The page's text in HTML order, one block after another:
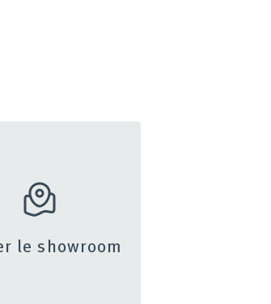
le showroom